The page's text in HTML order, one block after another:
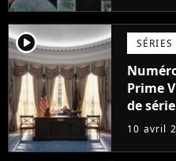
player2 SÉRIES
Prime
de
entrée
10 avril